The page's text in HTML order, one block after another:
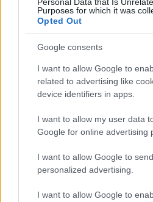
Purposes for which it was
Opted Out
Google consents
I want to allow Google to
related to advertising like
device identifiers in apps.
I want to allow my user data
Google for online advertising
I want to allow Google to
personalized advertising.
I want to allow Google to